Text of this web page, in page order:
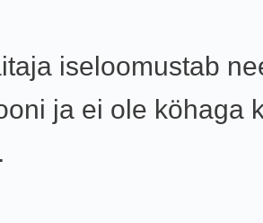
iseloomustab
ja ei ole köhaga